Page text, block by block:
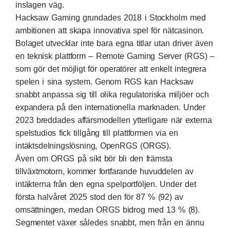
inslagen väg.
Hacksaw Gaming grundades 2018 i Stockholm med
ambitionen att skapa innovativa spel för nätcasinon.
Bolaget utvecklar inte bara egna titlar utan driver även
en teknisk plattform – Remote Gaming Server (RGS) –
som gör det möjligt för operatörer att enkelt integrera
spelen i sina system. Genom RGS kan Hacksaw
snabbt anpassa sig till olika regulatoriska miljöer och
expandera på den internationella marknaden. Under
2023 breddades affärsmodellen ytterligare när externa
spelstudios fick tillgång till plattformen via en
intäktsdelningslösning, OpenRGS (ORGS).
Även om ORGS på sikt bör bli den främsta
tillväxtmotorn, kommer fortfarande huvuddelen av
intäkterna från den egna spelportföljen. Under det
första halvåret 2025 stod den för 87 % (92) av
omsättningen, medan ORGS bidrog med 13 % (8).
Segmentet växer således snabbt, men från en ännu